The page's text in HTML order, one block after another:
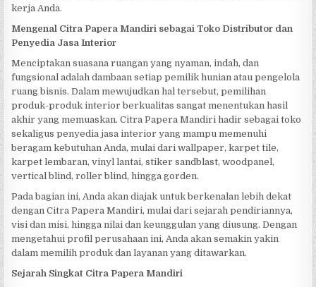
kerja Anda.
Mengenal Citra Papera Mandiri sebagai Toko Distributor dan
Penyedia Jasa Interior
Menciptakan suasana ruangan yang nyaman, indah, dan
fungsional adalah dambaan setiap pemilik hunian atau pengelola
ruang bisnis. Dalam mewujudkan hal tersebut, pemilihan
produk-produk interior berkualitas sangat menentukan hasil
akhir yang memuaskan. Citra Papera Mandiri hadir sebagai toko
sekaligus penyedia jasa interior yang mampu memenuhi
beragam kebutuhan Anda, mulai dari wallpaper, karpet tile,
karpet lembaran, vinyl lantai, stiker sandblast, woodpanel,
vertical blind, roller blind, hingga gorden.
Pada bagian ini, Anda akan diajak untuk berkenalan lebih dekat
dengan Citra Papera Mandiri, mulai dari sejarah pendiriannya,
visi dan misi, hingga nilai dan keunggulan yang diusung. Dengan
mengetahui profil perusahaan ini, Anda akan semakin yakin
dalam memilih produk dan layanan yang ditawarkan.
Sejarah Singkat Citra Papera Mandiri